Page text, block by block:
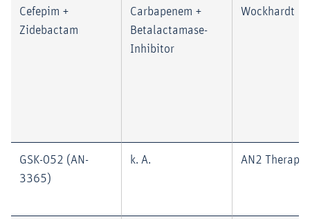
Cefepim +
Zidebactam
Carbapenem +
Betalactamase-
Inhibitor
Wockhardt
GSK-052 (AN-
3365)
k. A. AN2